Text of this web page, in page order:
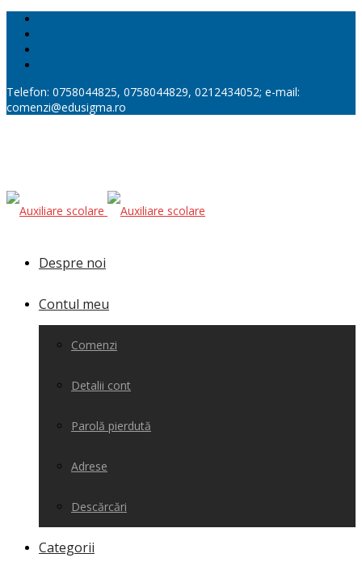
Telefon: 0758044825, 0758044829, 0212434052; e-mail:
comenzi@edusigma.ro
Despre noi
Contul meu
Comenzi
Detalii cont
Parolă pierdută
Adrese
Descărcări
Categorii